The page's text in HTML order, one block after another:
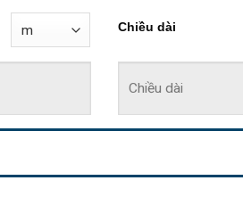
Chiều dài